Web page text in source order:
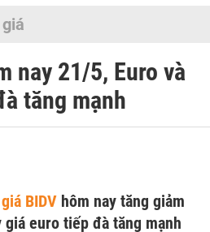
nay 21/5, Euro và
tăng mạnh
BIDV hôm nay tăng giảm
euro tiếp đà tăng mạnh